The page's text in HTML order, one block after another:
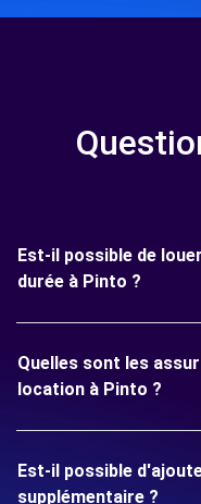
Est-il possible de
durée à Pinto ?
Quelles sont les
location à Pinto ?
Est-il possible
supplémentaire ?